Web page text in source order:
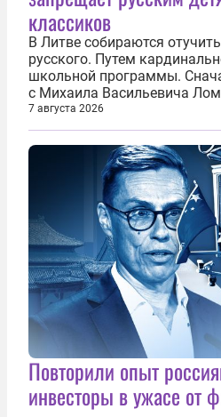
классиков
В Литве собираются
русского. Путем
школьной программы.
с Михаила Васильевича
правительства Литвы
предложил исключить его
общего образования.
7 августа 2026
Повторили опыт
инвесторы в ужасе от